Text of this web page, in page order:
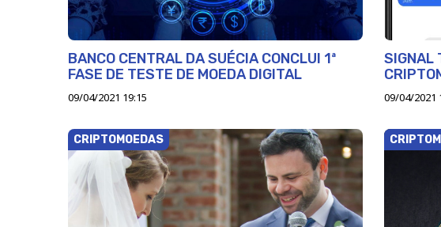
BANCO CENTRAL DA SUÉCIA CONCLUI 1ª
FASE DE TESTE DE MOEDA DIGITAL
09/04/2021 19:15
SIGNAL
09/04/2021
CRIPTOMOEDAS